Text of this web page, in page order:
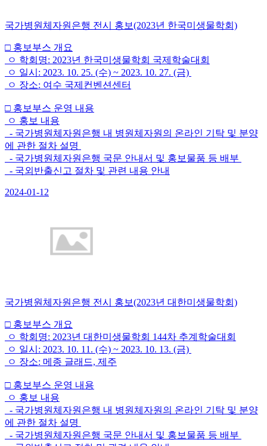
국가병원체자원은행 전시 홍보(2023년 한국미생물학회)
□ 홍보부스 개요
ㅇ 학회명: 2023년 한국미생물학회 국제학술대회
ㅇ 일시: 2023. 10. 25. (수) ~ 2023. 10. 27. (금)
ㅇ 장소: 여수 국제컨벤션센터
□ 홍보부스 운영 내용
ㅇ 홍보 내용
- 국가병원체자원은행 내 병원체자원의 온라인 기탁 및 분양
에 관한 절차 설명
- 국가병원체자원은행 국문 안내서 및 홍보물품 등 배부
- 국외반출신고 절차 및 관련 내용 안내
2024-01-12
국가병원체자원은행 전시 홍보(2023년 대한미생물학회)
□ 홍보부스 개요
ㅇ 학회명: 2023년 대한미생물학회 144차 추계학술대회
ㅇ 일시: 2023. 10. 11. (수) ~ 2023. 10. 13. (금)
ㅇ 장소: 메종 글래드, 제주
□ 홍보부스 운영 내용
ㅇ 홍보 내용
- 국가병원체자원은행 내 병원체자원의 온라인 기탁 및 분양
에 관한 절차 설명
- 국가병원체자원은행 국문 안내서 및 홍보물품 등 배부